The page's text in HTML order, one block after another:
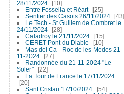
28/11/2024
10
Entre Fossella et Réart
25
Sentier des Casots 26/11/2024
43
Le Tech - St Guillem de Combret le
24/11/2024
28
Caladroy le 21/11/2024
15
CERET Pont du Diable
10
Mas del Ca - Roc de les Medes 21-
11-2024
27
Randonnée du 21-11-2024 "Le
Soler"
22
La Tour de France le 17/11/2024
20
Sant Cristau 17/10/2024
54